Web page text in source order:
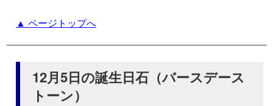
▲ ページトップへ
12月5日の誕生日石（バースデース
トーン）